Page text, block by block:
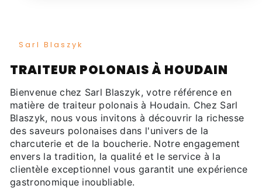
Sarl Blaszyk
TRAITEUR POLONAIS À HOUDAIN
Bienvenue chez Sarl Blaszyk, votre référence en
matière de traiteur polonais à Houdain. Chez Sarl
Blaszyk, nous vous invitons à découvrir la richesse
des saveurs polonaises dans l'univers de la
charcuterie et de la boucherie. Notre engagement
envers la tradition, la qualité et le service à la
clientèle exceptionnel vous garantit une expérience
gastronomique inoubliable.